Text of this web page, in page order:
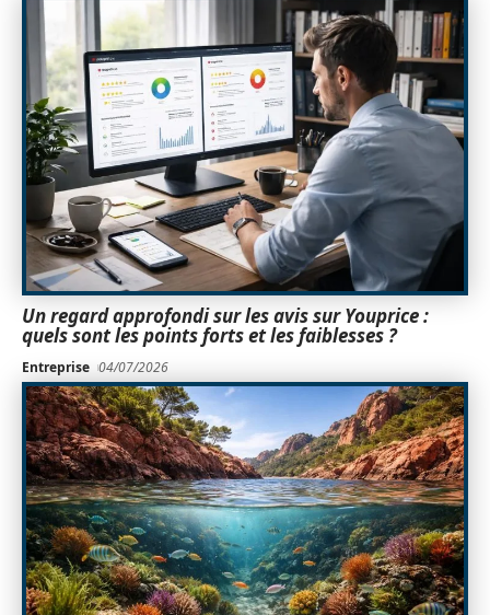
Un regard approfondi sur les avis sur Youprice :
quels sont les points forts et les faiblesses ?
Entreprise 04/07/2026